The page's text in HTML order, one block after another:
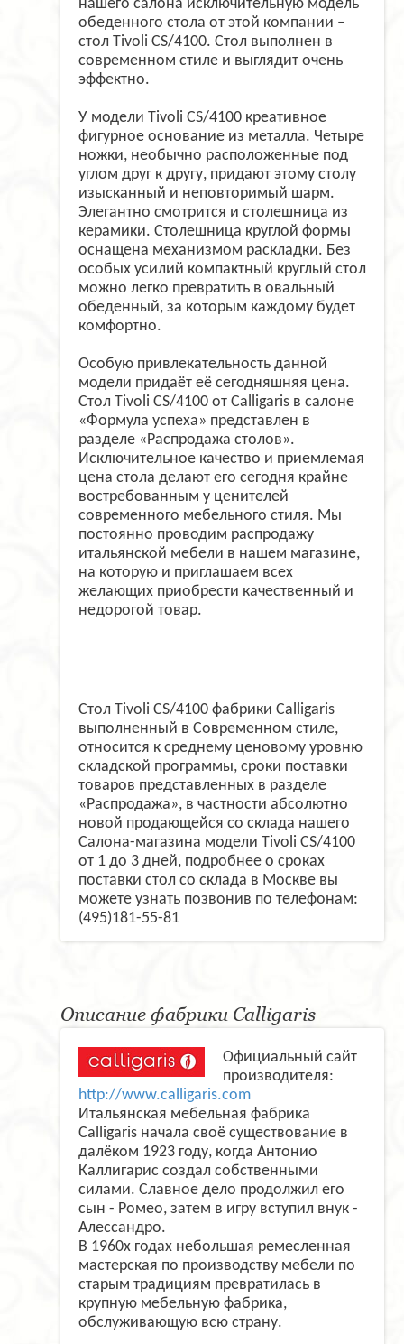
нашего салона исключительную модель
обеденного стола от этой компании –
стол Tivoli CS/4100. Стол выполнен в
современном стиле и выглядит очень
эффектно.
У модели Tivoli CS/4100 креативное
фигурное основание из металла. Четыре
ножки, необычно расположенные под
углом друг к другу, придают этому столу
изысканный и неповторимый шарм.
Элегантно смотрится и столешница из
керамики. Столешница круглой формы
оснащена механизмом раскладки. Без
особых усилий компактный круглый стол
можно легко превратить в овальный
обеденный, за которым каждому будет
комфортно.
Особую привлекательность данной
модели придаёт её сегодняшняя цена.
Стол Tivoli CS/4100 от Calligaris в салоне
«Формула успеха» представлен в
разделе «Распродажа столов».
Исключительное качество и приемлемая
цена стола делают его сегодня крайне
востребованным у ценителей
современного мебельного стиля. Мы
постоянно проводим распродажу
итальянской мебели в нашем магазине,
на которую и приглашаем всех
желающих приобрести качественный и
недорогой товар.
Стол Tivoli CS/4100 фабрики Calligaris
выполненный в Современном стиле,
относится к среднему ценовому уровню
складской программы, сроки поставки
товаров представленных в разделе
«Распродажа», в частности абсолютно
новой продающейся со склада нашего
Салона-магазина модели Tivoli CS/4100
от 1 до 3 дней, подробнее о сроках
поставки стол со склада в Москве вы
можете узнать позвонив по телефонам:
(495)181-55-81
Описание фабрики Calligaris
Официальный сайт
производителя:
http://www.calligaris.com
Итальянская мебельная фабрика
Calligaris начала своё существование в
далёком 1923 году, когда Антонио
Каллигарис создал собственными
силами. Славное дело продолжил его
сын - Ромео, затем в игру вступил внук -
Алессандро.
В 1960х годах небольшая ремесленная
мастерская по производству мебели по
старым традициям превратилась в
крупную мебельную фабрика,
обслуживающую всю страну.